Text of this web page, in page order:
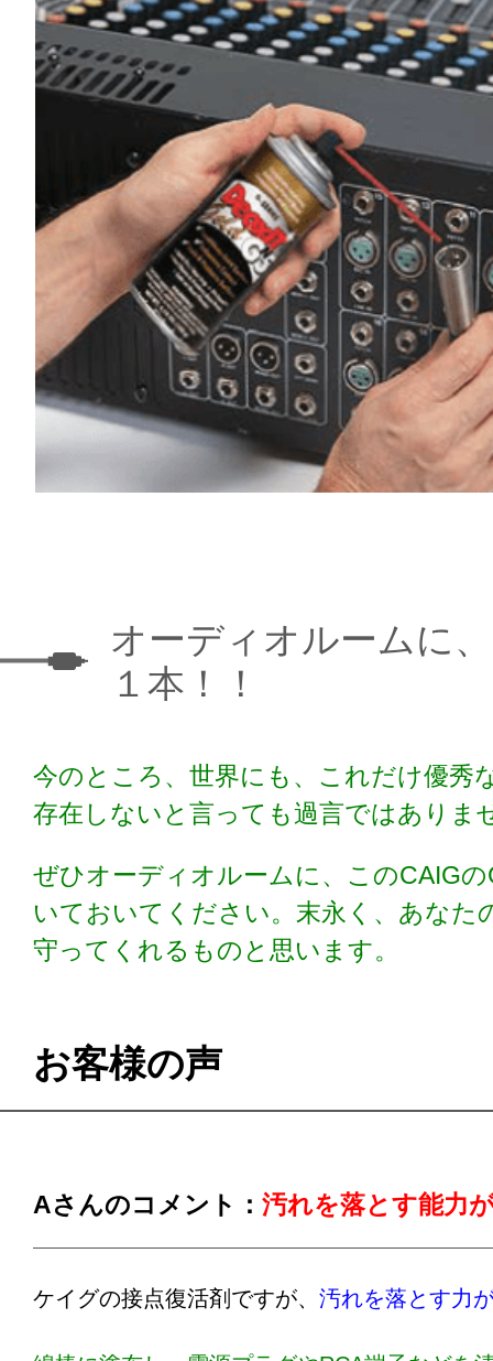
オーディオルームに
１本！！
今のところ、世界にも、これだけ優秀
存在しないと言っても過言ではありま
ぜひオーディオルームに、このCAIG
いておいてください。末永く、あなた
守ってくれるものと思います。
お客様の声
Aさんのコメント： 汚れを落とす能力
ケイグの接点復活剤ですが、 汚れを落とす力